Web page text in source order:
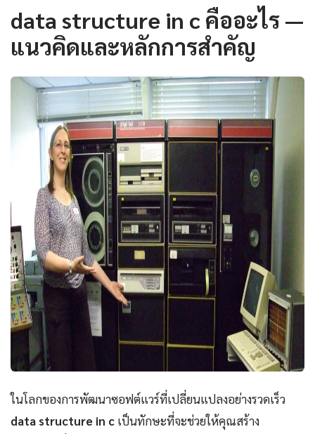
data structure in c คืออะไร —
แนวคิดและหลักการสำคัญ
ในโลกของการพัฒนาซอฟต์แวร์ที่เปลี่ยนแปลงอย่างรวดเร็ว
data structure in c เป็นทักษะที่จะช่วยให้คุณสร้าง